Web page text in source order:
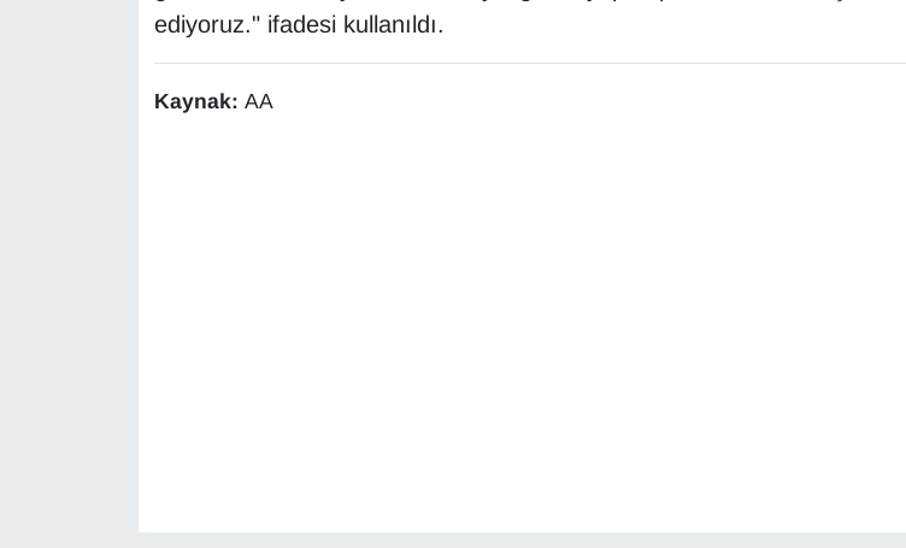
ediyoruz." ifadesi kullanıldı.
Kaynak: AA
Kültür & Sanat